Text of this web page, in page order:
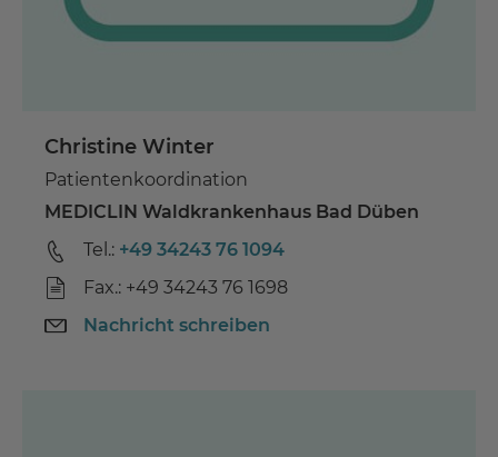
Christine Winter
Patientenkoordination
MEDICLIN Waldkrankenhaus Bad Düben
Tel.: +49 34243 76 1094
Fax.: +49 34243 76 1698
Nachricht schreiben